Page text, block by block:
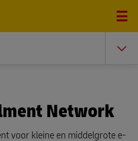
Network
voor kleine en middelgrote e-